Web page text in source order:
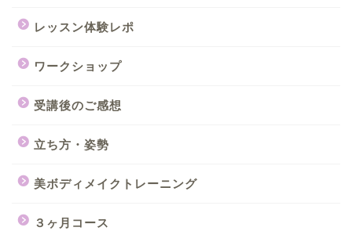
レッスン体験レポ
ワークショップ
受講後のご感想
立ち方・姿勢
美ボディメイクトレーニング
３ヶ月コース